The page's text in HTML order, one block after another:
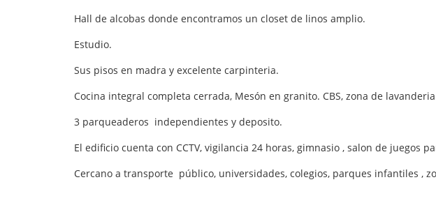
Hall de alcobas donde encontramos un closet de linos amplio.
Estudio.
Sus pisos en madra y excelente carpinteria.
Cocina integral completa cerrada, Mesón en granito. CBS, zona de
3 parqueaderos independientes y deposito.
El edificio cuenta con CCTV, vigilancia 24 horas, gimnasio , salon de juegos
Cercano a transporte público, universidades, colegios, parques infantiles ,